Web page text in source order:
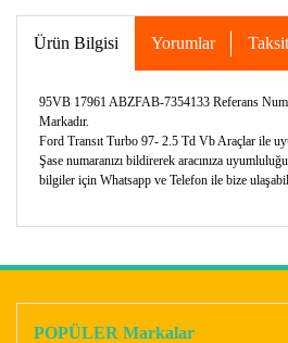
Ürün Bilgisi Yorumlar
95VB 17961 ABZFAB-7354133 Referans
Markadır.
Ford Transıt Turbo 97- 2.5 Td Vb Araçlar ile
Şase numaranızı bildirerek aracınıza
bilgiler için Whatsapp ve Telefon ile bize
POPÜLER Markalar